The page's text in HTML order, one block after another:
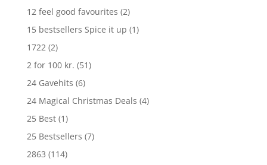
12 feel good favourites (2)
15 bestsellers Spice it up (1)
1722 (2)
2 for 100 kr. (51)
24 Gavehits (6)
24 Magical Christmas Deals (4)
25 Best (1)
25 Bestsellers (7)
2863 (114)